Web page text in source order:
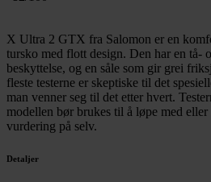
X Ultra 2 GTX fra Salomon er en
tursko med flott design. Den har en tå-
beskyttelse, og en såle som gir grei
fleste testerne er skeptiske til det
man venner seg til det etter hvert.
modellen bør brukes til å løpe med eller
vurdering på selv.
Detaljer